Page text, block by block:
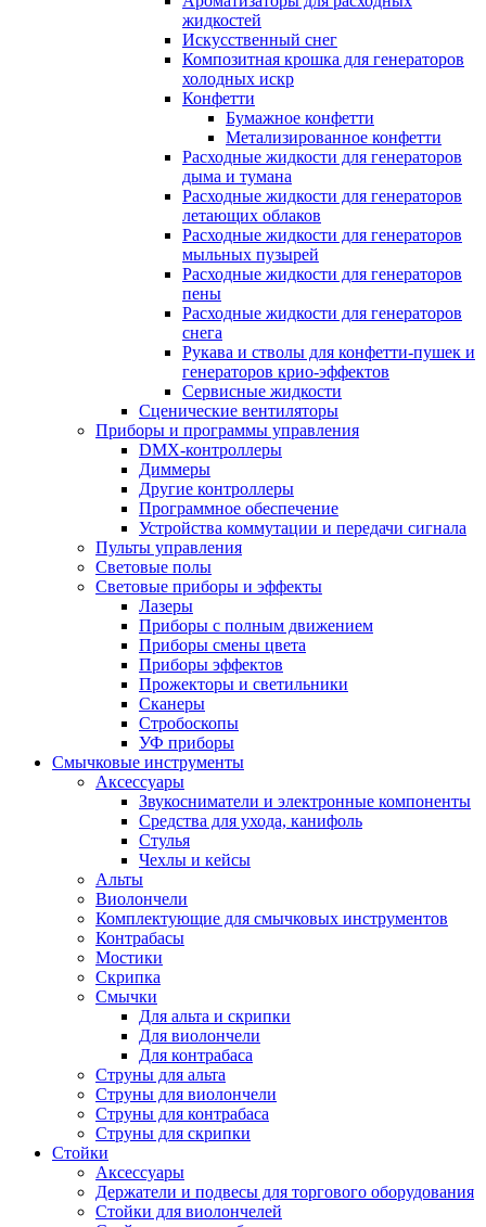
жидкостей
Искусственный снег
Композитная крошка для генераторов
холодных искр
Конфетти
Бумажное конфетти
Метализированное конфетти
Расходные жидкости для генераторов
дыма и тумана
Расходные жидкости для генераторов
летающих облаков
Расходные жидкости для генераторов
мыльных пузырей
Расходные жидкости для генераторов
пены
Расходные жидкости для генераторов
снега
Рукава и стволы для конфетти-пушек и
генераторов крио-эффектов
Сервисные жидкости
Сценические вентиляторы
Приборы и программы управления
DMX-контроллеры
Диммеры
Другие контроллеры
Программное обеспечение
Устройства коммутации и передачи сигнала
Пульты управления
Световые полы
Световые приборы и эффекты
Лазеры
Приборы с полным движением
Приборы смены цвета
Приборы эффектов
Прожекторы и светильники
Сканеры
Стробоскопы
УФ приборы
Смычковые инструменты
Аксессуары
Звукосниматели и электронные компоненты
Средства для ухода, канифоль
Стулья
Чехлы и кейсы
Альты
Виолончели
Комплектующие для смычковых инструментов
Контрабасы
Мостики
Скрипка
Смычки
Для альта и скрипки
Для виолончели
Для контрабаса
Струны для альта
Струны для виолончели
Струны для контрабаса
Струны для скрипки
Стойки
Аксессуары
Держатели и подвесы для торгового оборудования
Стойки для виолончелей